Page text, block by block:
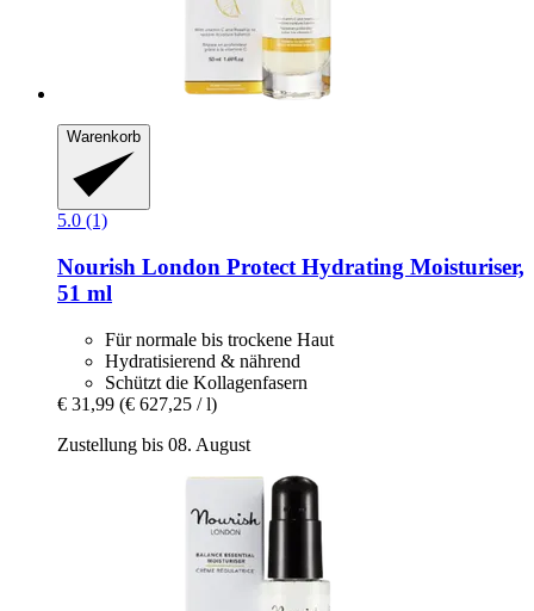
Warenkorb
5.0 (1)
Nourish London Protect Hydrating Moisturiser,
51 ml
Für normale bis trockene Haut
Hydratisierend & nährend
Schützt die Kollagenfasern
€ 31,99 (€ 627,25 / l)
Zustellung bis 08. August